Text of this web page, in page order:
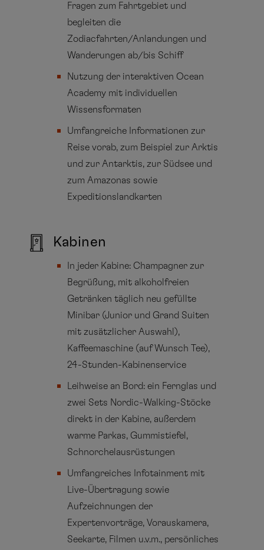
Fragen zum Fahrtgebiet und
begleiten die
Zodiacfahrten/Anlandungen und
Wanderungen ab/bis Schiff
Nutzung der interaktiven Ocean
Academy mit individuellen
Wissensformaten
Umfangreiche Informationen zur
Reise vorab, zum Beispiel zur Arktis
und zur Antarktis, zur Südsee und
zum Amazonas sowie
Expeditionslandkarten
Kabinen
In jeder Kabine: Champagner zur
Begrüßung, mit alkoholfreien
Getränken täglich neu gefüllte
Minibar (Junior und Grand Suiten
mit zusätzlicher Auswahl),
Kaffeemaschine (auf Wunsch Tee),
24-Stunden-Kabinenservice
Leihweise an Bord: ein Fernglas und
zwei Sets Nordic-Walking-Stöcke
direkt in der Kabine, außerdem
warme Parkas, Gummistiefel,
Schnorchelausrüstungen
Umfangreiches Infotainment mit
Live-Übertragung sowie
Aufzeichnungen der
Expertenvorträge, Vorauskamera,
Seekarte, Filmen u.v.m., persönliches